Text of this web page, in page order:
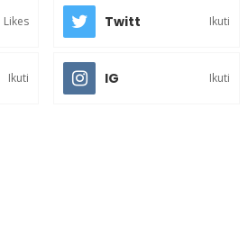
Likes Twitt Ikuti
Ikuti IG Ikuti